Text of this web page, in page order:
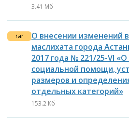
3.41 Мб
rar
О внесении изменений
маслихата города
2017 года № 221/25-VI
социальной помощи,
размеров и
отдельных категорий»
153.2 Кб